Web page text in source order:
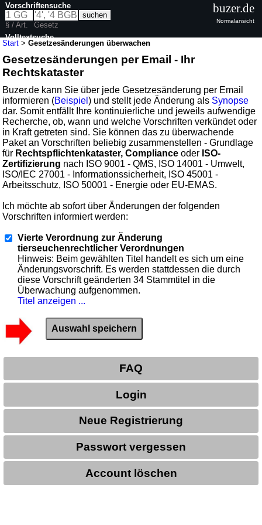
Start >Gesetzesänderungen überwachen
Gesetzesänderungen per Email - Ihr
Rechtskataster
Buzer.de kann Sie über jede Gesetzesänderung per Email
informieren (Beispiel) und stellt jede Änderung als Synopse
dar. Somit entfällt Ihre kontinuierliche und jeweils aufwendige
Recherche, ob, wann und welche Vorschriften verkündet oder
in Kraft getreten sind. Sie können das zu überwachende
Paket an Vorschriften beliebig zusammenstellen - Grundlage
für Rechtspflichtenkataster, Compliance oder ISO-
Zertifizierung nach ISO 9001 - QMS, ISO 14001 - Umwelt,
ISO/IEC 27001 - Informationssicherheit, ISO 45001 -
Arbeitsschutz, ISO 50001 - Energie oder EU-EMAS.
Ich möchte ab sofort über Änderungen der folgenden
Vorschriften informiert werden:
Vierte Verordnung zur Änderung
tierseuchenrechtlicher Verordnungen
Hinweis: Beim gewählten Titel handelt es sich um eine
Änderungsvorschrift. Es werden stattdessen die durch
diese Vorschrift geänderten 34 Stammtitel in die
Überwachung aufgenommen.
Titel anzeigen ...
FAQ
Login
Neue Registrierung
Passwort vergessen
Account löschen
Vorschriftensuche
§ / Art.
Gesetz
Volltextsuche
buzer.de
Normalansicht